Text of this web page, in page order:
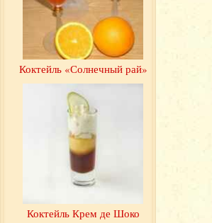
Коктейль «Солнечный рай»
Коктейль Крем де Шоко